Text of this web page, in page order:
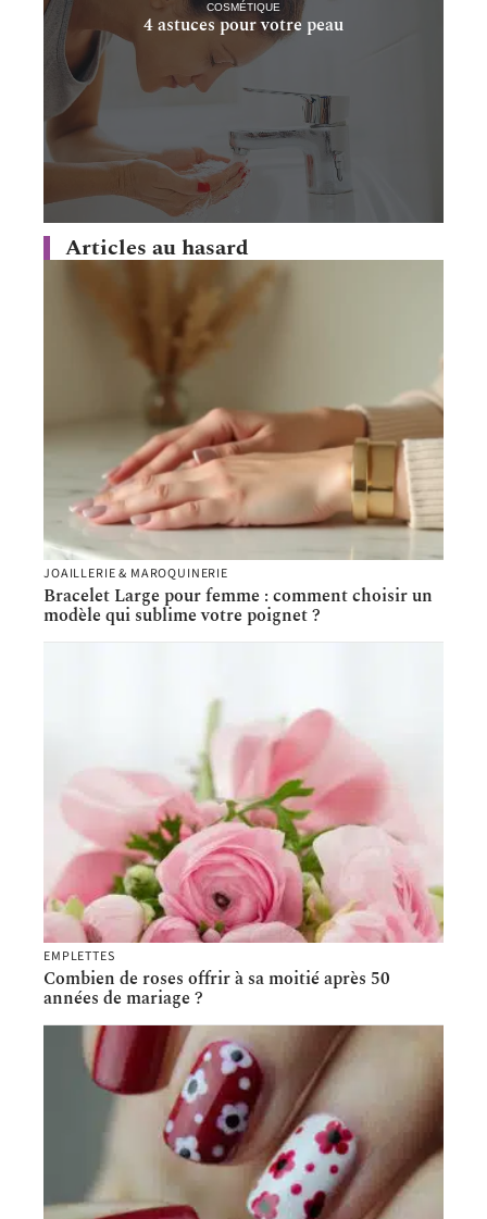
COSMÉTIQUE
4 astuces pour votre peau
Articles au hasard
JOAILLERIE & MAROQUINERIE
Bracelet Large pour femme : comment choisir un
modèle qui sublime votre poignet ?
EMPLETTES
Combien de roses offrir à sa moitié après 50
années de mariage ?